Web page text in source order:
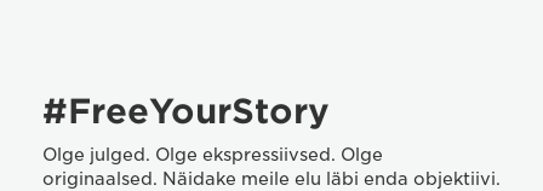
#FreeYourStory
Olge julged. Olge ekspressiivsed. Olge
originaalsed. Näidake meile elu läbi enda objektiivi.